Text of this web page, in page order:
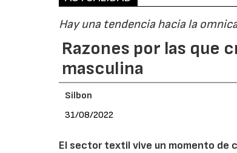
Hay una tendencia hacia la
Razones por las que
masculina
Silbon
31/08/2022
El sector textil vive un momento de